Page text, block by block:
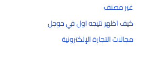
غير مصنف
كيف اظهر نتيجه اول في جوجل
مجالات التجارة الإلكترونية